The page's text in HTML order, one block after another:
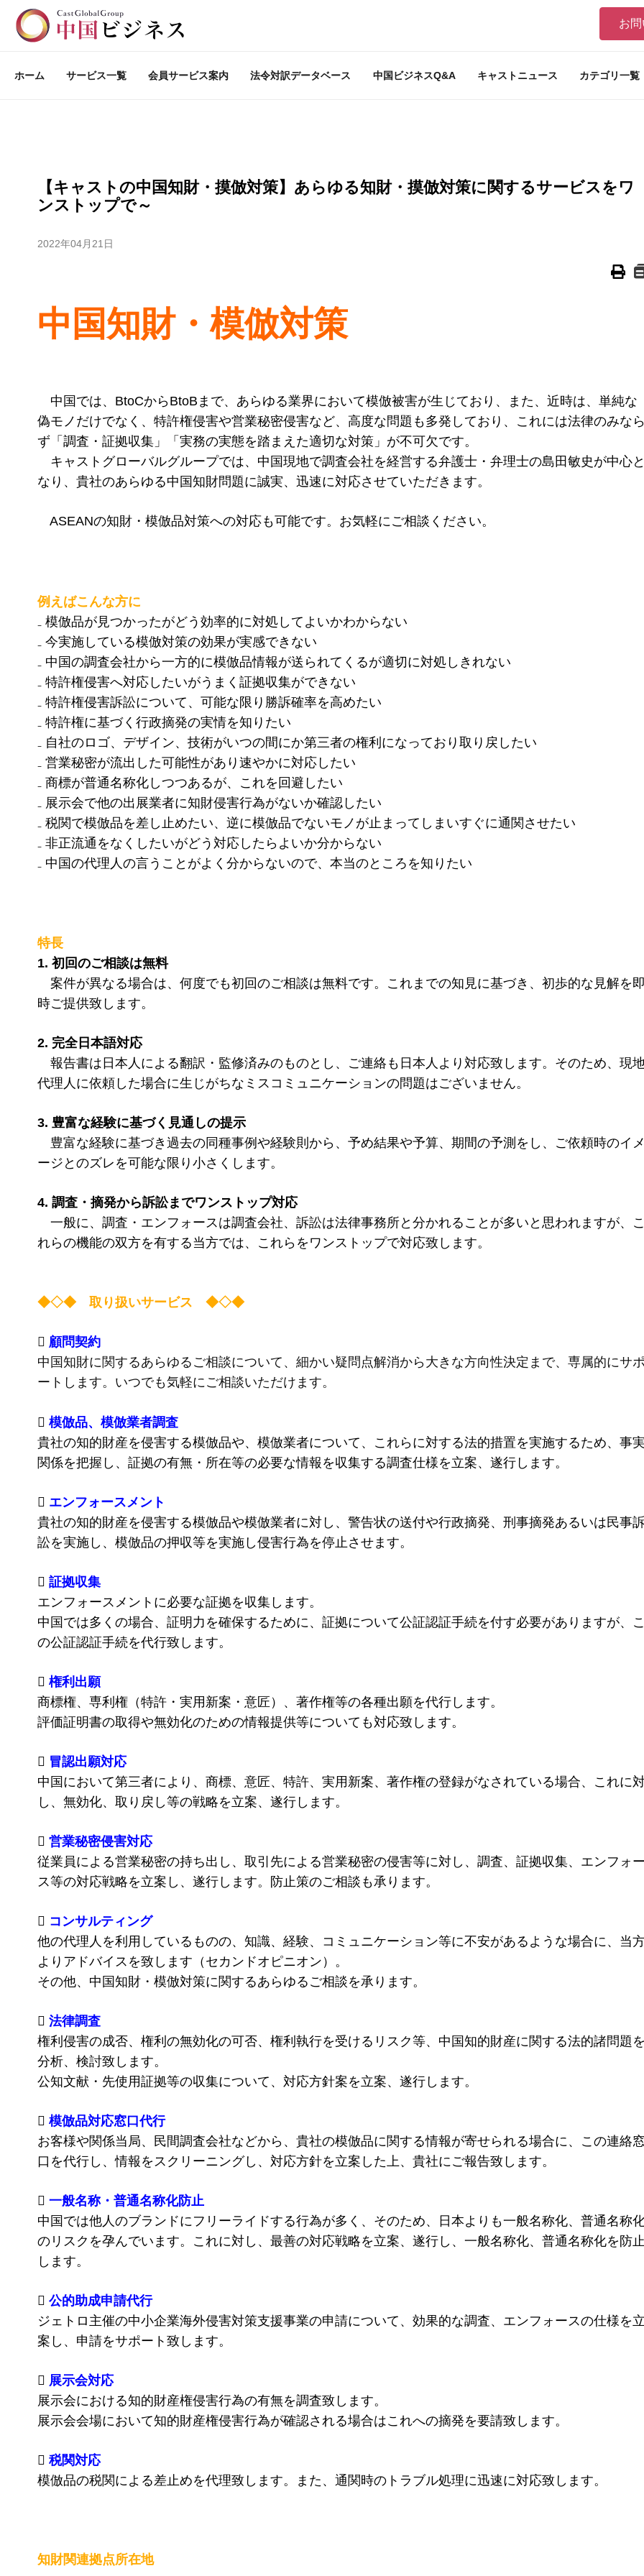
お
ホーム サービス一覧 会員サービス案内 法令対訳データベース 中国ビジネスQ&A キャストニュース カテゴリ一覧
【キャストの中国知財・摸倣対策】あらゆる知財・摸倣対策に関するサービスをワ
ンストップで～
2022年04月21日
中国知財・模倣対策
中国では、BtoCからBtoBまで、あらゆる業界において模倣被害が生じており、また、近時は、単純な
偽モノだけでなく、特許権侵害や営業秘密侵害など、高度な問題も多発しており、これには法律のみな
ず「調査・証拠収集」「実務の実態を踏まえた適切な対策」が不可欠です。
キャストグローバルグループでは、中国現地で調査会社を経営する弁護士・弁理士の島田敏史が中心
なり、貴社のあらゆる中国知財問題に誠実、迅速に対応させていただきます。
ASEANの知財・模倣品対策への対応も可能です。お気軽にご相談ください。
例えばこんな方に
₋ 模倣品が見つかったがどう効率的に対処してよいかわからない
₋ 今実施している模倣対策の効果が実感できない
₋ 中国の調査会社から一方的に模倣品情報が送られてくるが適切に対処しきれない
₋ 特許権侵害へ対応したいがうまく証拠収集ができない
₋ 特許権侵害訴訟について、可能な限り勝訴確率を高めたい
₋ 特許権に基づく行政摘発の実情を知りたい
₋ 自社のロゴ、デザイン、技術がいつの間にか第三者の権利になっており取り戻したい
₋ 営業秘密が流出した可能性があり速やかに対応したい
₋ 商標が普通名称化しつつあるが、これを回避したい
₋ 展示会で他の出展業者に知財侵害行為がないか確認したい
₋ 税関で模倣品を差し止めたい、逆に模倣品でないモノが止まってしまいすぐに通関させたい
₋ 非正流通をなくしたいがどう対応したらよいか分からない
₋ 中国の代理人の言うことがよく分からないので、本当のところを知りたい
特長
1. 初回のご相談は無料
案件が異なる場合は、何度でも初回のご相談は無料です。これまでの知見に基づき、初歩的な見解を
時ご提供致します。
2. 完全日本語対応
報告書は日本人による翻訳・監修済みのものとし、ご連絡も日本人より対応致します。そのため、現
代理人に依頼した場合に生じがちなミスコミュニケーションの問題はございません。
3. 豊富な経験に基づく見通しの提示
豊富な経験に基づき過去の同種事例や経験則から、予め結果や予算、期間の予測をし、ご依頼時のイ
ージとのズレを可能な限り小さくします。
4. 調査・摘発から訴訟までワンストップ対応
一般に、調査・エンフォースは調査会社、訴訟は法律事務所と分かれることが多いと思われますが、
れらの機能の双方を有する当方では、これらをワンストップで対応致します。
◆◇◆ 取り扱いサービス ◆◇◆
 顧問契約
中国知財に関するあらゆるご相談について、細かい疑問点解消から大きな方向性決定まで、専属的にサ
ートします。いつでも気軽にご相談いただけます。
 模倣品、模倣業者調査
貴社の知的財産を侵害する模倣品や、模倣業者について、これらに対する法的措置を実施するため、事
関係を把握し、証拠の有無・所在等の必要な情報を収集する調査仕様を立案、遂行します。
 エンフォースメント
貴社の知的財産を侵害する模倣品や模倣業者に対し、警告状の送付や行政摘発、刑事摘発あるいは民事
訟を実施し、模倣品の押収等を実施し侵害行為を停止させます。
 証拠収集
エンフォースメントに必要な証拠を収集します。
中国では多くの場合、証明力を確保するために、証拠について公証認証手続を付す必要がありますが、
の公証認証手続を代行致します。
 権利出願
商標権、専利権（特許・実用新案・意匠）、著作権等の各種出願を代行します。
評価証明書の取得や無効化のための情報提供等についても対応致します。
 冒認出願対応
中国において第三者により、商標、意匠、特許、実用新案、著作権の登録がなされている場合、これに
し、無効化、取り戻し等の戦略を立案、遂行します。
 営業秘密侵害対応
従業員による営業秘密の持ち出し、取引先による営業秘密の侵害等に対し、調査、証拠収集、エンフォ
ス等の対応戦略を立案し、遂行します。防止策のご相談も承ります。
 コンサルティング
他の代理人を利用しているものの、知識、経験、コミュニケーション等に不安があるような場合に、当
よりアドバイスを致します（セカンドオピニオン）。
その他、中国知財・模倣対策に関するあらゆるご相談を承ります。
 法律調査
権利侵害の成否、権利の無効化の可否、権利執行を受けるリスク等、中国知的財産に関する法的諸問題
分析、検討致します。
公知文献・先使用証拠等の収集について、対応方針案を立案、遂行します。
 模倣品対応窓口代行
お客様や関係当局、民間調査会社などから、貴社の模倣品に関する情報が寄せられる場合に、この連絡
口を代行し、情報をスクリーニングし、対応方針を立案した上、貴社にご報告致します。
 一般名称・普通名称化防止
中国では他人のブランドにフリーライドする行為が多く、そのため、日本よりも一般名称化、普通名称
のリスクを孕んでいます。これに対し、最善の対応戦略を立案、遂行し、一般名称化、普通名称化を防
します。
 公的助成申請代行
ジェトロ主催の中小企業海外侵害対策支援事業の申請について、効果的な調査、エンフォースの仕様を
案し、申請をサポート致します。
 展示会対応
展示会における知的財産権侵害行為の有無を調査致します。
展示会会場において知的財産権侵害行為が確認される場合はこれへの摘発を要請致します。
 税関対応
模倣品の税関による差止めを代理致します。また、通関時のトラブル処理に迅速に対応致します。
知財関連拠点所在地